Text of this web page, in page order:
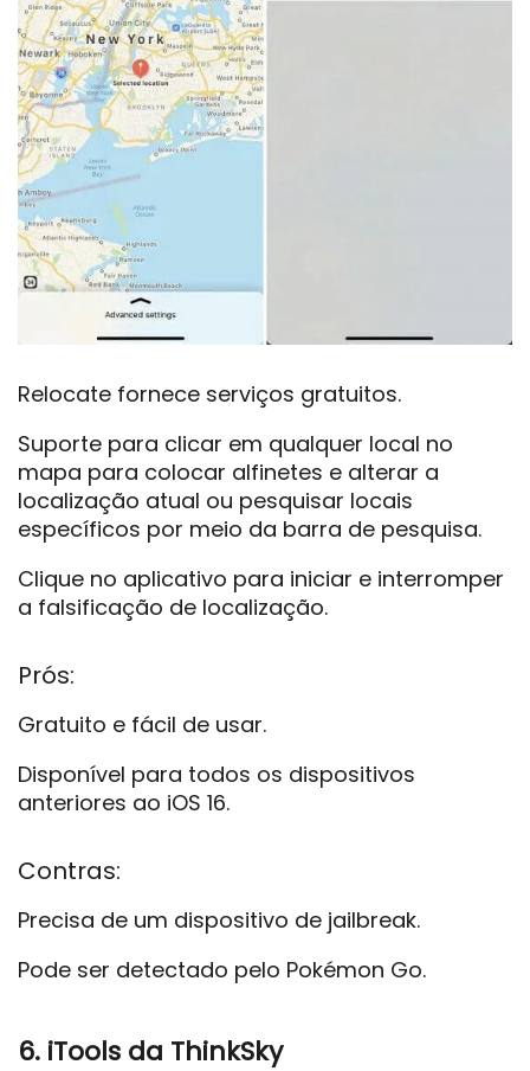
Relocate fornece serviços gratuitos.
Suporte para clicar em qualquer local no
mapa para colocar alfinetes e alterar a
localização atual ou pesquisar locais
específicos por meio da barra de pesquisa.
Clique no aplicativo para iniciar e interromper
a falsificação de localização.
Prós:
Gratuito e fácil de usar.
Disponível para todos os dispositivos
anteriores ao iOS 16.
Contras:
Precisa de um dispositivo de jailbreak.
Pode ser detectado pelo Pokémon Go.
6. iTools da ThinkSky